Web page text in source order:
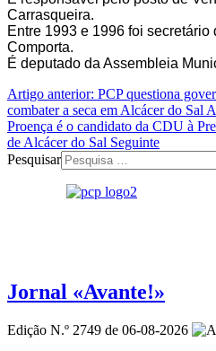
Carrasqueira.
Entre 1993 e 1996 foi
Comporta.
É deputado da Assembleia
Artigo anterior: PCP questiona
combater a seca em Alcácer do Sal
Proença é o candidato da CDU à
de Alcácer do Sal Seguinte
Pesquisar
Jornal «Avante!»
Edição N.º 2749 de 06-08-2026